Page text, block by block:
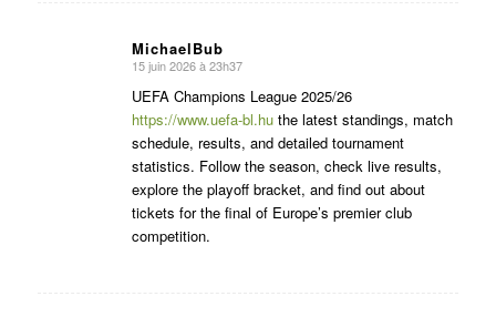
MichaelBub
dit
15 juin 2026 à 23h37
UEFA Champions League 2025/26
https://www.uefa-bl.huthe latest standings, match
schedule, results, and detailed tournament
statistics. Follow the season, check live results,
explore the playoff bracket, and find out about
tickets for the final of Europe’s premier club
competition.